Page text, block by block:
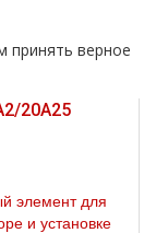
верное
элемент для
и установке